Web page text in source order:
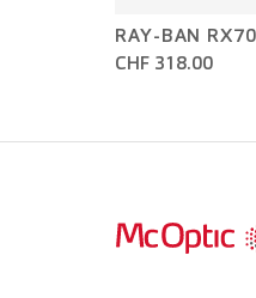
RAY-BAN
CHF 318.00